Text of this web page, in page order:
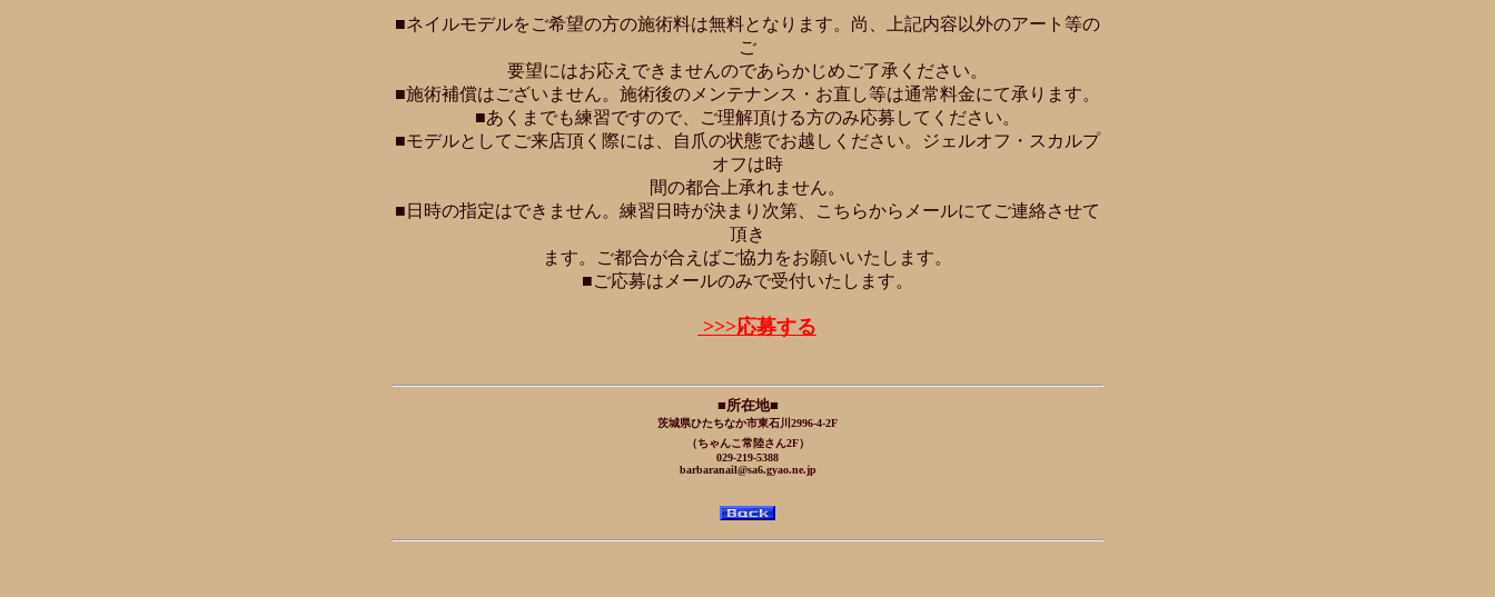
■ネイルモデルをご希望の方の施術料は無料となります。尚、上記内容以外のアート等の
ご
要望にはお応えできませんのであらかじめご了承ください。
■施術補償はございません。施術後のメンテナンス・お直し等は通常料金にて承ります。
■あくまでも練習ですので、ご理解頂ける方のみ応募してください。
■モデルとしてご来店頂く際には、自爪の状態でお越しください。ジェルオフ・スカルプ
オフは時
間の都合上承れません。
■日時の指定はできません。練習日時が決まり次第、こちらからメールにてご連絡させて
頂き
ます。ご都合が合えばご協力をお願いいたします。
■ご応募はメールのみで受付いたします。
>>>応募する
■所在地■
茨城県ひたちなか市東石川2996-4-2F
（ちゃんこ常陸さん2F）
029-219-5388
barbaranail@sa6.gyao.ne.jp